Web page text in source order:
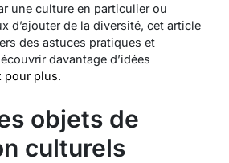
une culture en particulier ou
d’ajouter de la diversité, cet article
des astuces pratiques et
davantage d’idées
pour plus.
objets de
culturels